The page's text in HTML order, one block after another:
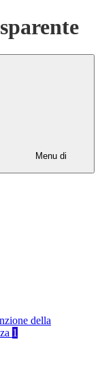
Menu di
della
1